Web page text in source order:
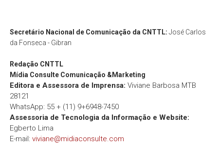
Secretário Nacional de Comunicação da CNTTL: José Carlos
da Fonseca - Gibran
Redação CNTTL
Mídia Consulte Comunicação &Marketing
Editora e Assessora de Imprensa: Viviane Barbosa MTB
28121
WhatsApp: 55 + (11) 9+6948-7450
Assessoria de Tecnologia da Informação e Website:
Egberto Lima
E-mail: viviane@midiaconsulte.com